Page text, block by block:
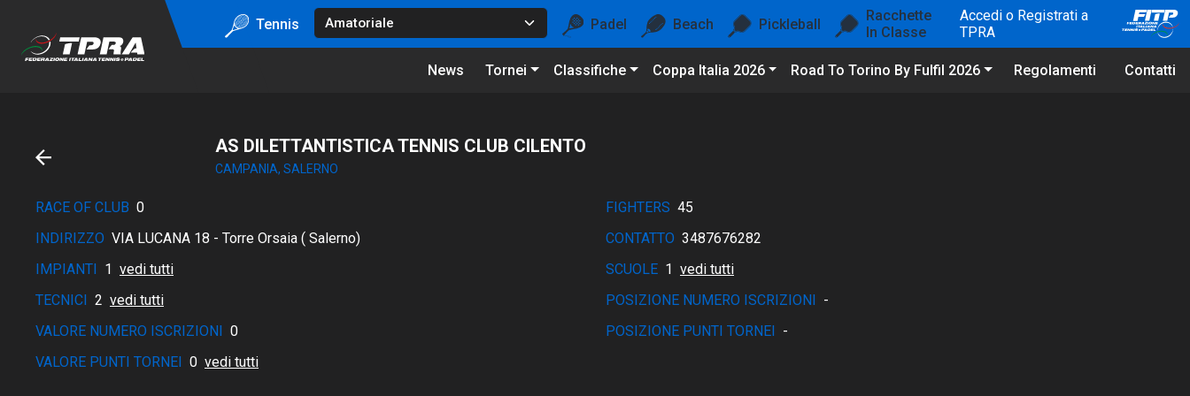
Tennis Padel Beach Pickleball
Racchette
In Classe
Accedi o Registrati a
TPRA
News Tornei Classifiche Coppa Italia 2026 Road To Torino By Fulfil 2026 Regolamenti Contatti
AS DILETTANTISTICA TENNIS CLUB CILENTO
CAMPANIA, SALERNO
RACE OF CLUB 0 FIGHTERS 45
INDIRIZZO VIA LUCANA 18 - Torre Orsaia ( Salerno) CONTATTO 3487676282
IMPIANTI 1 vedi tutti SCUOLE 1 vedi tutti
TECNICI 2 vedi tutti POSIZIONE NUMERO ISCRIZIONI -
VALORE NUMERO ISCRIZIONI 0 POSIZIONE PUNTI TORNEI -
VALORE PUNTI TORNEI 0 vedi tutti